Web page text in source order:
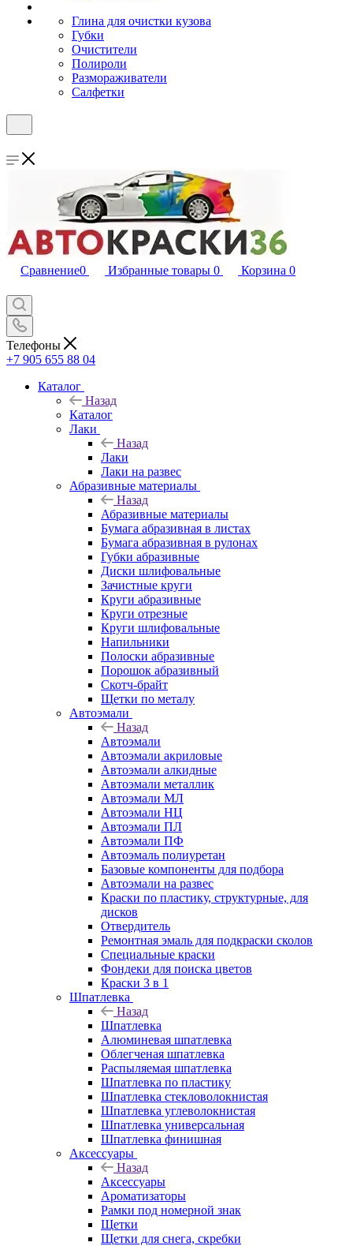
Глина для очистки кузова
Губки
Очистители
Полироли
Размораживатели
Салфетки
Сравнение0 Избранные товары 0 Корзина 0
Телефоны
+7 905 655 88 04
Каталог
Назад
Каталог
Лаки
Назад
Лаки
Лаки на развес
Абразивные материалы
Назад
Абразивные материалы
Бумага абразивная в листах
Бумага абразивная в рулонах
Губки абразивные
Диски шлифовальные
Зачистные круги
Круги абразивные
Круги отрезные
Круги шлифовальные
Напильники
Полоски абразивные
Порошок абразивный
Скотч-брайт
Щетки по металу
Автоэмали
Назад
Автоэмали
Автоэмали акриловые
Автоэмали алкидные
Автоэмали металлик
Автоэмали МЛ
Автоэмали НЦ
Автоэмали ПЛ
Автоэмали ПФ
Автоэмаль полиуретан
Базовые компоненты для подбора
Автоэмали на развес
Краски по пластику, структурные, для
дисков
Отвердитель
Ремонтная эмаль для подкраски сколов
Специальные краски
Фондеки для поиска цветов
Краски 3 в 1
Шпатлевка
Назад
Шпатлевка
Алюминевая шпатлевка
Облегченая шпатлевка
Распыляемая шпатлевка
Шпатлевка по пластику
Шпатлевка стекловолокнистая
Шпатлевка углеволокнистая
Шпатлевка универсальная
Шпатлевка финишная
Аксессуары
Назад
Аксессуары
Ароматизаторы
Рамки под номерной знак
Щетки
Щетки для снега, скребки